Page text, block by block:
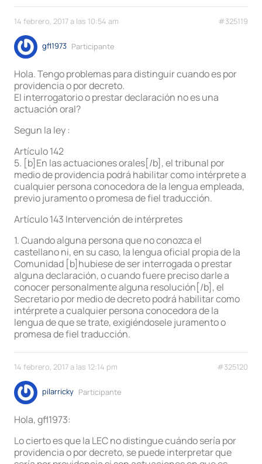
14 febrero, 2017 a las 10:54 am #325119
gfl1973 Participante
Hola. Tengo problemas para distinguir cuando es por
providencia o por decreto.
El interrogatorio o prestar declaración no es una
actuación oral?
Segun la ley :
Artículo 142
5. [b]En las actuaciones orales[/b], el tribunal por
medio de providencia podrá habilitar como intérprete a
cualquier persona conocedora de la lengua empleada,
previo juramento o promesa de fiel traducción.
Artículo 143 Intervención de intérpretes
1. Cuando alguna persona que no conozca el
castellano ni, en su caso, la lengua oficial propia de la
Comunidad [b]hubiese de ser interrogada o prestar
alguna declaración, o cuando fuere preciso darle a
conocer personalmente alguna resolución[/b], el
Secretario por medio de decreto podrá habilitar como
intérprete a cualquier persona conocedora de la
lengua de que se trate, exigiéndosele juramento o
promesa de fiel traducción.
14 febrero, 2017 a las 12:14 pm #325120
pilarricky Participante
Hola, gfl1973:
Lo cierto es que la LEC no distingue cuándo sería por
providencia o por decreto, se puede interpretar que